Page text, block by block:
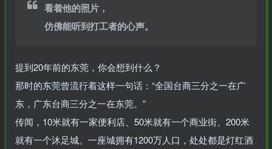
看着他的照片，
仿佛能听到打工者的心声。
提到20年前的东莞，你会想到什么？
那时的东莞曾流行着这样一句话：“全国台商三分之一在广
东，广东台商三分之一在东莞。”
传闻，10米就有一家便利店、50米就有一个商业街、200米
就有一个沐足城。一座城拥有1200万人口，处处都是灯红酒